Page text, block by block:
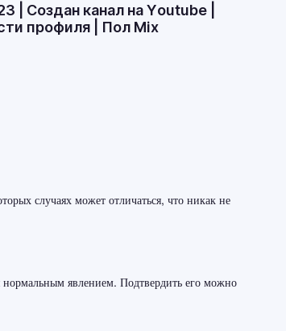
| Создан канал на Youtube |
профиля | Пол Mix
случаях может отличаться, что никак не
явлением. Подтвердить его можно